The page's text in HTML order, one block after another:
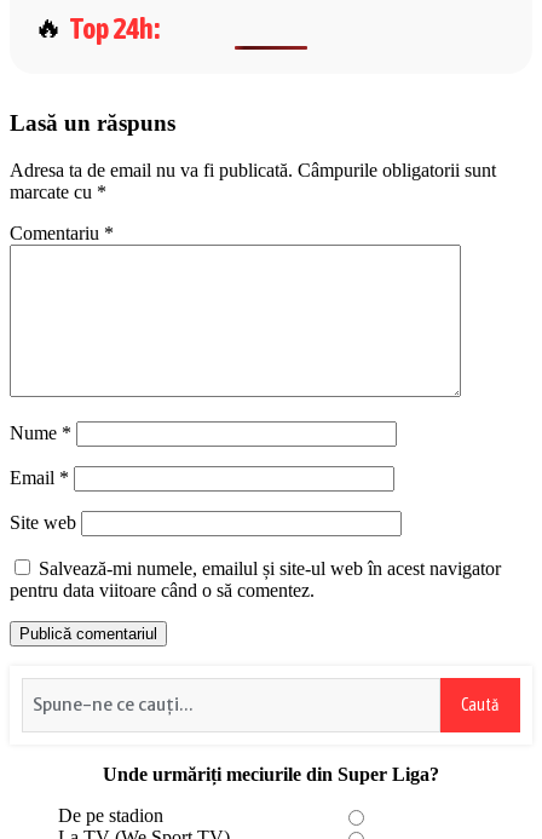
Top 24h:
Lasă un răspuns
Adresa ta de email nu va fi publicată. Câmpurile obligatorii sunt
marcate cu *
Comentariu *
Nume *
Email *
Site web
Salvează-mi numele, emailul și site-ul web în acest navigator
pentru data viitoare când o să comentez.
Caută
Unde urmăriți meciurile din Super Liga?
De pe stadion